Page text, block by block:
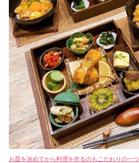
お皿を決めてから料理を作るのもこだわりの一つ